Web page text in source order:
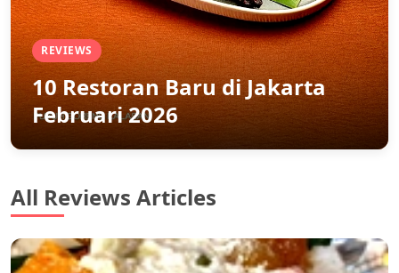
REVIEWS
10 Restoran Baru di Jakarta
Februari 2026
All Reviews Articles